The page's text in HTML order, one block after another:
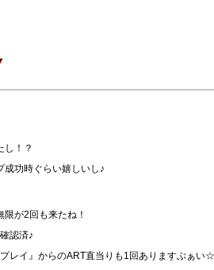
し！？
成功時ぐらい嬉しいし♪
が2回も来たね！
認済♪
レイ』からのART直当りも1回ありますぶぁい☆